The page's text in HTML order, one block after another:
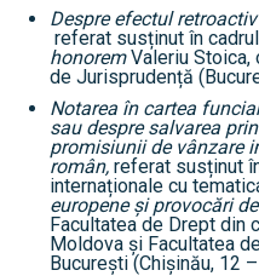
Despre efectul
referat susținut în
honoremValeriu Stoica,
de Jurisprudență
Notarea în cartea
sau despre salvarea
promisiunii de vânzare
român, referat susținut
internaționale cu
europene și provocări
Facultatea de Drept din
Moldova și Facultatea
București (Chișinău, 12